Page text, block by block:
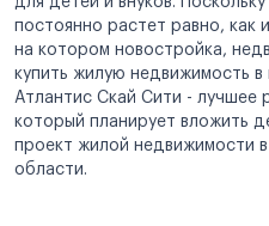
постоянно растет равно, как
на котором новостройка,
купить жилую недвижимость
Атлантис Скай Сити - лучшее
который планирует вложить
проект жилой недвижимости
области.